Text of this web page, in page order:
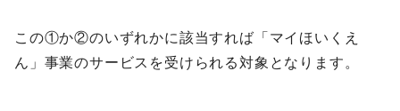
この①か②のいずれかに該当すれば「マイほいくえ
ん」事業のサービスを受けられる対象となります。